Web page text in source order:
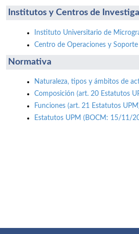
Institutos y Centros de
Instituto Universitario de
Centro de Operaciones y
Normativa
Naturaleza, tipos y ámbitos de
Composición (art. 20 Estatutos
Funciones (art. 21 Estatutos
Estatutos UPM (BOCM: 15/11/